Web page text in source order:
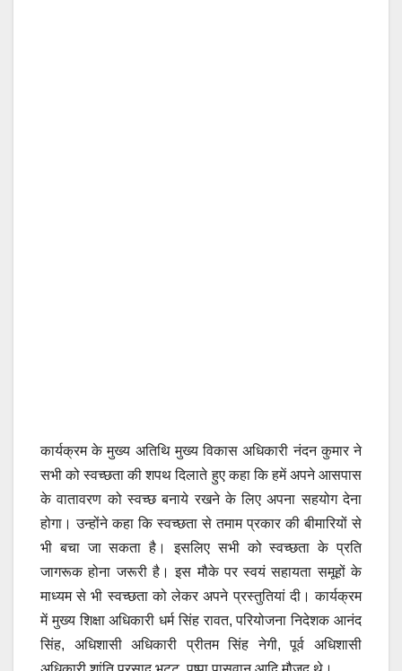
कार्यक्रम के मुख्य अतिथि मुख्य विकास अधिकारी नंदन कुमार ने
सभी को स्वच्छता की शपथ दिलाते हुए कहा कि हमें अपने आसपास
के वातावरण को स्वच्छ बनाये रखने के लिए अपना सहयोग देना
होगा। उन्होंने कहा कि स्वच्छता से तमाम प्रकार की बीमारियों से
भी बचा जा सकता है। इसलिए सभी को स्वच्छता के प्रति
जागरूक होना जरूरी है। इस मौके पर स्वयं सहायता समूहों के
माध्यम से भी स्वच्छता को लेकर अपने प्रस्तुतियां दी। कार्यक्रम
में मुख्य शिक्षा अधिकारी धर्म सिंह रावत, परियोजना निदेशक आनंद
सिंह, अधिशासी अधिकारी प्रीतम सिंह नेगी, पूर्व अधिशासी